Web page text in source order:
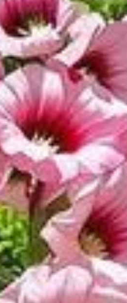
de vos roses trémières, les
éclatante, nécessitent une
et rehaussant votre espace
: une étape
des roses trémières réside
dès la première année.
au printemps. Deux
offre un développement rapide
contact direct avec les
trémières pour
vos roses trémières, un entretien
physique. Un arrosage modéré
nuisibles
souvent la cible des limaces